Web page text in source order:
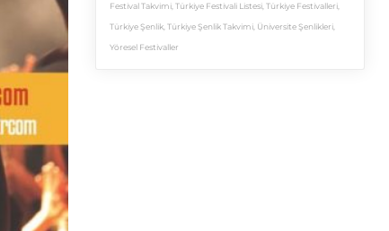
Festival Takvimi ,Türkiye Festivali Listesi ,Türkiye Festivalleri
Türkiye Şenlik ,Türkiye Şenlik Takvimi Üniversite Şenlikleri
Yöresel Festivaller